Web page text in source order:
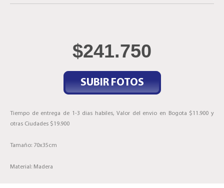
$241.750
SUBIR FOTOS
Tiempo de entrega de 1-3 dias habiles, Valor del envio en Bogota $11.900 y
otras Ciudades $19.900
Tamaño: 70x35cm
Material: Madera